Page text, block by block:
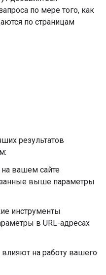
по мере того, как
по страницам
результатов
вашем сайте
выше параметры
инструменты
в URL-адресах
на работу вашего